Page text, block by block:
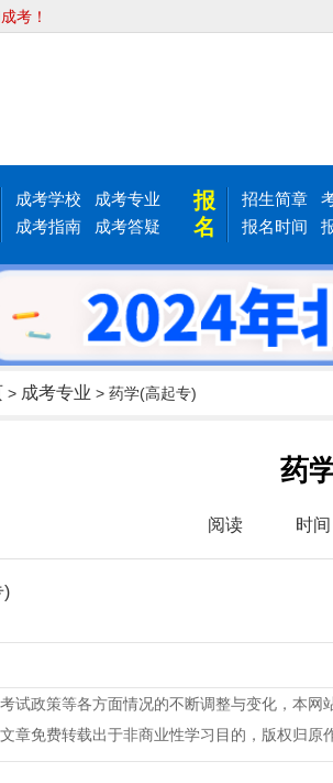
考！
成考学校
成考专业
成考指南
成考答疑
报
名
招生简章
报名时间
> 成考专业 > 药学(高起专)
药
阅读 时间
)
考试政策等各方面情况的不断调整与变化，本
文章免费转载出于非商业性学习目的，版权归